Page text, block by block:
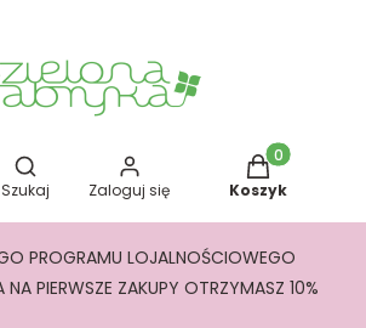
Otwórz wyszukiwarkę
Szukaj Zaloguj się
Produkty w
Koszyk
PROGRAMU LOJALNOŚCIOWEGO
NA PIERWSZE ZAKUPY OTRZYMASZ 10%